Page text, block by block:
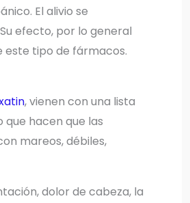
El alivio se
efecto, por lo general
este tipo de fármacos.
, vienen con una lista
hacen que las
mareos, débiles,
dolor de cabeza, la